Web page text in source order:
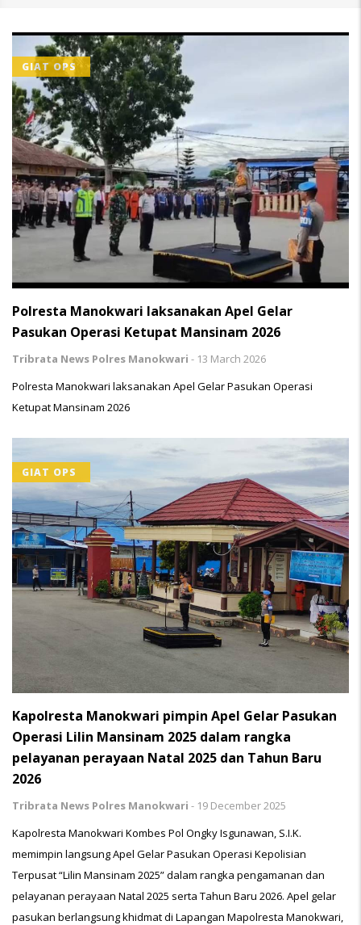
GIAT OPS
Polresta Manokwari laksanakan Apel Gelar
Pasukan Operasi Ketupat Mansinam 2026
Tribrata News Polres Manokwari - 13 March 2026
Polresta Manokwari laksanakan Apel Gelar Pasukan Operasi
Ketupat Mansinam 2026
GIAT OPS
Kapolresta Manokwari pimpin Apel Gelar Pasukan
Operasi Lilin Mansinam 2025 dalam rangka
pelayanan perayaan Natal 2025 dan Tahun Baru
2026
Tribrata News Polres Manokwari - 19 December 2025
Kapolresta Manokwari Kombes Pol Ongky Isgunawan, S.I.K.
memimpin langsung Apel Gelar Pasukan Operasi Kepolisian
Terpusat “Lilin Mansinam 2025” dalam rangka pengamanan dan
pelayanan perayaan Natal 2025 serta Tahun Baru 2026. Apel gelar
pasukan berlangsung khidmat di Lapangan Mapolresta Manokwari,